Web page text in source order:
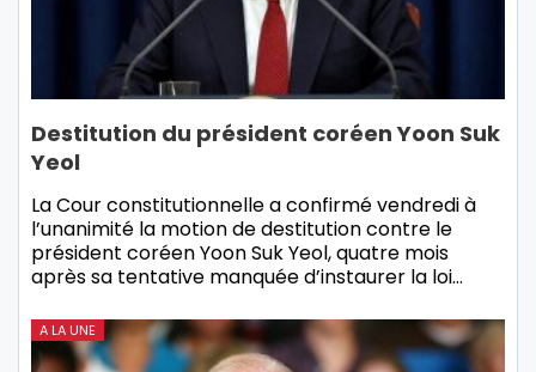
Destitution du président coréen Yoon Suk
Yeol
La Cour constitutionnelle a confirmé vendredi à
l’unanimité la motion de destitution contre le
président coréen Yoon Suk Yeol, quatre mois
après sa tentative manquée d’instaurer la loi…
A LA UNE